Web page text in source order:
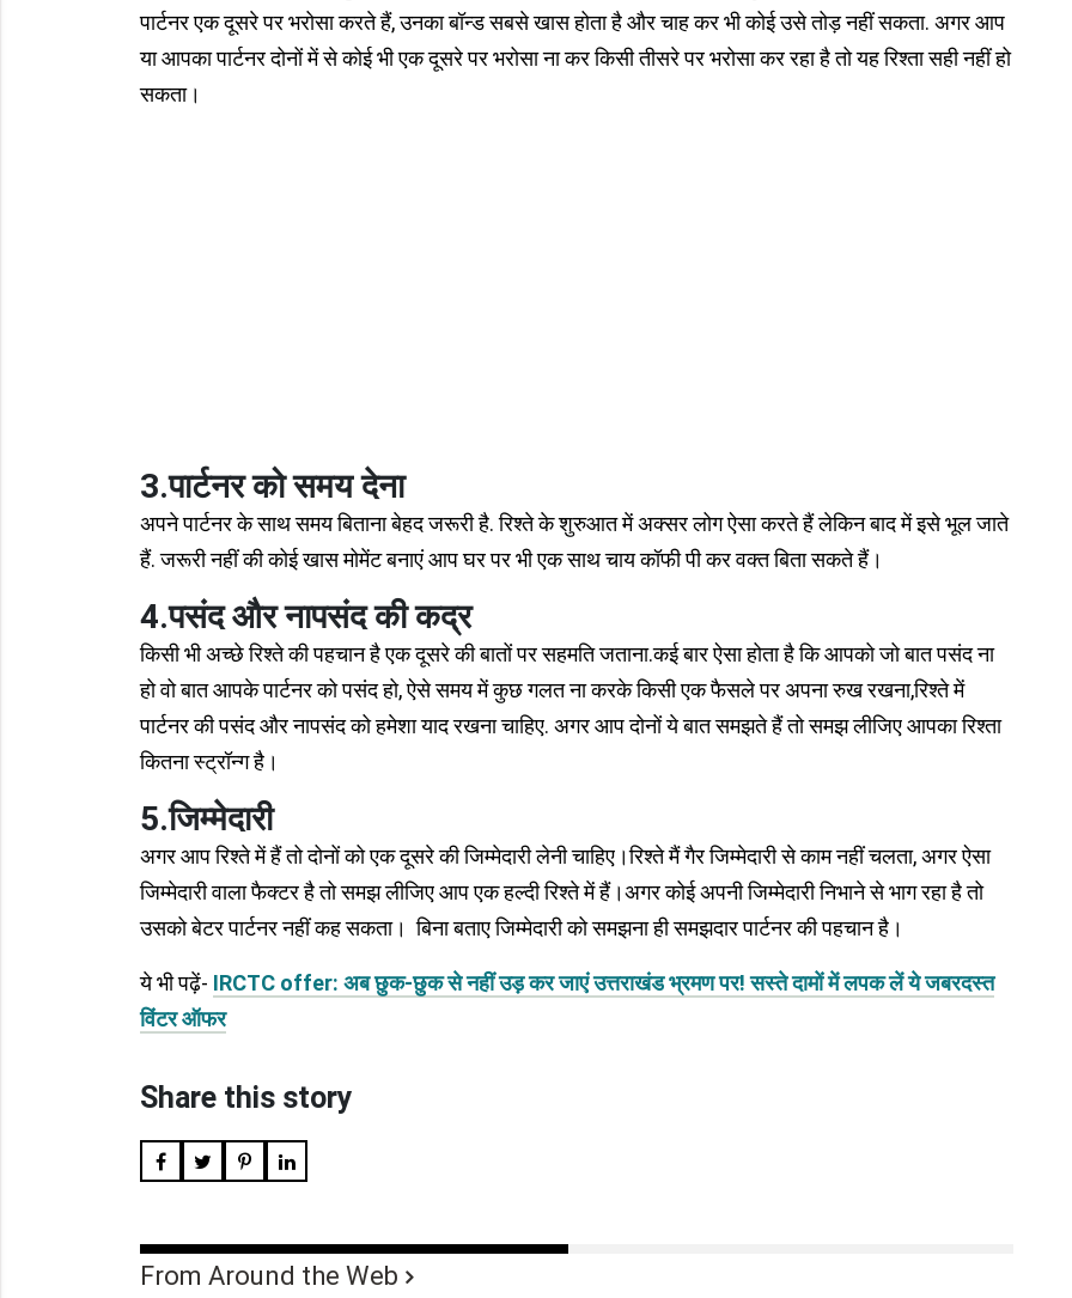
पार्टनर एक दूसरे पर भरोसा करते हैं, उनका बॉन्ड सबसे खास होता है और चाह कर भी कोई उसे तोड़ नहीं सकता. अगर आप
या आपका पार्टनर दोनों में से कोई भी एक दूसरे पर भरोसा ना कर किसी तीसरे पर भरोसा कर रहा है तो यह रिश्ता सही नहीं हो
सकता।
3.पार्टनर को समय देना
अपने पार्टनर के साथ समय बिताना बेहद जरूरी है. रिश्ते के शुरुआत में अक्सर लोग ऐसा करते हैं लेकिन बाद में इसे भूल जाते
हैं. जरूरी नहीं की कोई खास मोमेंट बनाएं आप घर पर भी एक साथ चाय कॉफी पी कर वक्त बिता सकते हैं।
4.पसंद और नापसंद की कद्र
किसी भी अच्छे रिश्ते की पहचान है एक दूसरे की बातों पर सहमति जताना.कई बार ऐसा होता है कि आपको जो बात पसंद ना
हो वो बात आपके पार्टनर को पसंद हो, ऐसे समय में कुछ गलत ना करके किसी एक फैसले पर अपना रुख रखना,रिश्ते में
पार्टनर की पसंद और नापसंद को हमेशा याद रखना चाहिए. अगर आप दोनों ये बात समझते हैं तो समझ लीजिए आपका रिश्ता
कितना स्ट्रॉन्ग है।
5.जिम्मेदारी
अगर आप रिश्ते में हैं तो दोनों को एक दूसरे की जिम्मेदारी लेनी चाहिए।रिश्ते मैं गैर जिम्मेदारी से काम नहीं चलता, अगर ऐसा
जिम्मेदारी वाला फैक्टर है तो समझ लीजिए आप एक हल्दी रिश्ते में हैं।अगर कोई अपनी जिम्मेदारी निभाने से भाग रहा है तो
उसको बेटर पार्टनर नहीं कह सकता। बिना बताए जिम्मेदारी को समझना ही समझदार पार्टनर की पहचान है।
ये भी पढ़ें- IRCTC offer: अब छुक-छुक से नहीं उड़ कर जाएं उत्तराखंड भ्रमण पर! सस्ते दामों में लपक लें ये जबरदस्त
विंटर ऑफर
Share this story
From Around the Web